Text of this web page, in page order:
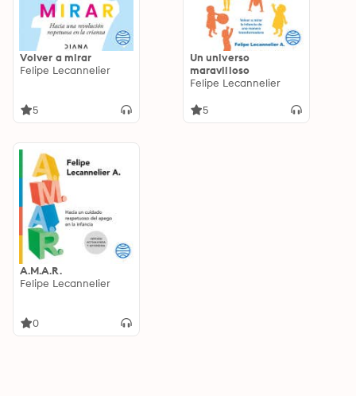
Volver a mirar
Felipe Lecannelier
5
Un universo
maravilloso
Felipe Lecannelier
5
A.M.A.R.
Felipe Lecannelier
0